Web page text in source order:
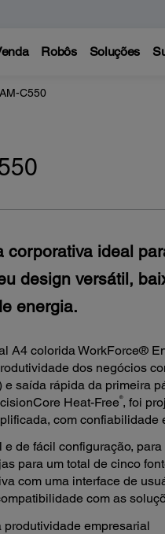
Robôs Soluções
C550
corporativa ideal
design versátil,
energia.
A4 colorida WorkForce®
dos negócios
e saída rápida da primeira
Heat-Free®, foi
com
e de fácil configuração,
para um total de cinco
com uma interface de
com as
produtividade empresarial